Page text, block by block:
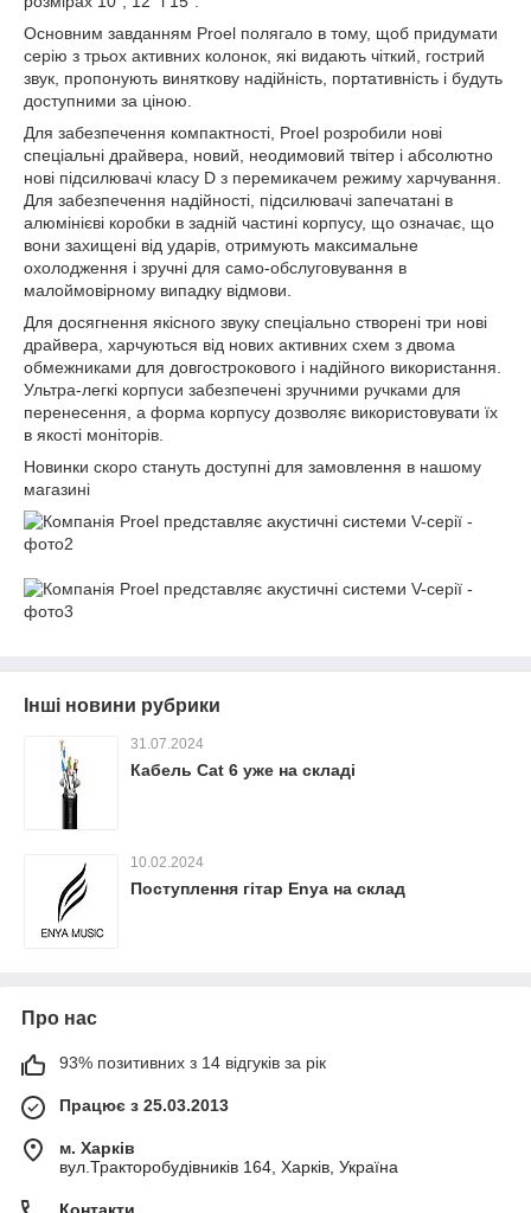
Основним завданням Proel полягало в тому, щоб придумати
серію з трьох активних колонок, які видають чіткий, гострий
звук, пропонують виняткову надійність, портативність і будуть
доступними за ціною.
Для забезпечення компактності, Proel розробили нові
спеціальні драйвера, новий, неодимовий твітер і абсолютно
нові підсилювачі класу D з перемикачем режиму харчування.
Для забезпечення надійності, підсилювачі запечатані в
алюмінієві коробки в задній частині корпусу, що означає, що
вони захищені від ударів, отримують максимальне
охолодження і зручні для само-обслуговування в
малоймовірному випадку відмови.
Для досягнення якісного звуку спеціально створені три нові
драйвера, харчуються від нових активних схем з двома
обмежниками для довгострокового і надійного використання.
Ультра-легкі корпуси забезпечені зручними ручками для
перенесення, а форма корпусу дозволяє використовувати їх
в якості моніторів.
Новинки скоро стануть доступні для замовлення в нашому
магазині
Інші новини рубрики
31.07.2024
Кабель Cat 6 уже на складі
10.02.2024
Поступлення гітар Enya на склад
Про нас
93% позитивних з 14 відгуків за рік
Працює з 25.03.2013
м. Харків
вул.Тракторобудівників 164, Харків, Україна